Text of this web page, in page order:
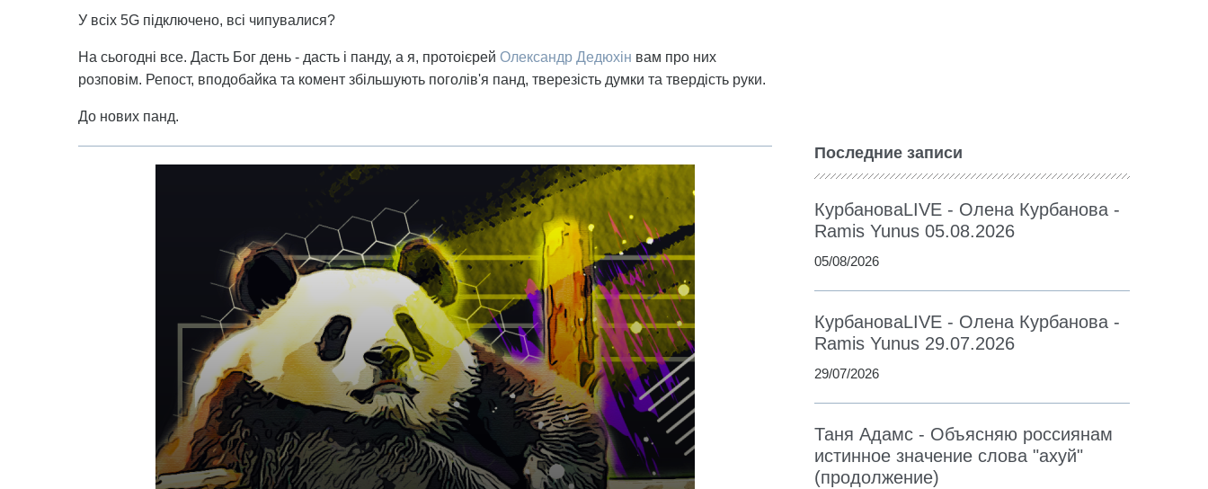
У всіх 5G підключено, всі чипувалися?
На сьогодні все. Дасть Бог день - дасть і панду, а я, протоієрей Олександр Дедюхін вам про них
розповім. Репост, вподобайка та комент збільшують поголів'я панд, тверезість думки та твердість руки.
До нових панд.
Последние записи
КурбановаLIVE - Олена Курбанова -
Ramis Yunus 05.08.2026
05/08/2026
КурбановаLIVE - Олена Курбанова -
Ramis Yunus 29.07.2026
29/07/2026
Таня Адамс - Объясняю россиянам
истинное значение слова "ахуй"
(продолжение)